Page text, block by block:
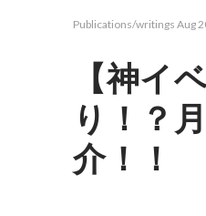
Publications/writings Aug
【神イ
り！？
介！！